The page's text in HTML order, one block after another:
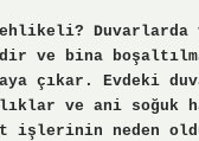
ve bina
çıkar. Evdeki
ve ani
işlerinin neden